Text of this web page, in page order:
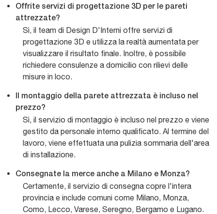
Offrite servizi di progettazione 3D per le pareti
attrezzate?
Sì, il team di Design D'Interni offre servizi di
progettazione 3D e utilizza la realtà aumentata per
visualizzare il risultato finale. Inoltre, è possibile
richiedere consulenze a domicilio con rilievi delle
misure in loco.
Il montaggio della parete attrezzata è incluso nel
prezzo?
Sì, il servizio di montaggio è incluso nel prezzo e viene
gestito da personale interno qualificato. Al termine del
lavoro, viene effettuata una pulizia sommaria dell'area
di installazione.
Consegnate la merce anche a Milano e Monza?
Certamente, il servizio di consegna copre l'intera
provincia e include comuni come Milano, Monza,
Como, Lecco, Varese, Seregno, Bergamo e Lugano.